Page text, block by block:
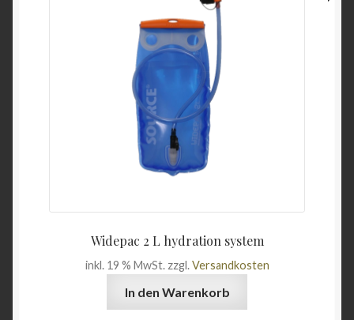
Widepac 2 L hydration system
inkl. 19 % MwSt. zzgl.Versandkosten
In den Warenkorb